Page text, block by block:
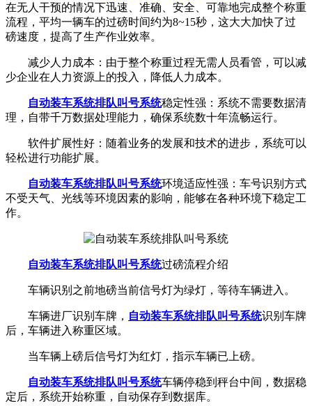
在无人干预的情况下迅速、准确、安全、可靠地完成整个称重
流程，平均一辆车的过磅时间约为8~15秒，这大大加快了过
磅速度，提高了生产作业效率。
减少人力成本：由于整个称重过程无需人员看管，可以减
少企业在人力资源上的投入，降低人力成本。
自动装车系统排队叫号系统稳定性强：系统不需要数据清
理，自带千万数据处理能力，确保系统数十年流畅运行。
软件扩展性好：随着业务的发展和技术的进步，系统可以
轻松进行功能扩展。
自动装车系统排队叫号系统环境适应性强：车号识别方式
不受天气、光线等环境因素的影响，能够在各种环境下稳定工
作。
自动装车系统排队叫号系统过磅流程介绍
车辆识别之前地磅当前信号灯为绿灯，等待车辆进入。
车辆进厂识别车牌， 自动装车系统排队叫号系统识别车牌
后，车辆进入称重区域。
当车辆上磅后信号灯为红灯，指示车辆已上磅。
自动装车系统排队叫号系统车辆停稳到秤台中间，数据稳
定后，系统开始称重，自动保存到数据库。